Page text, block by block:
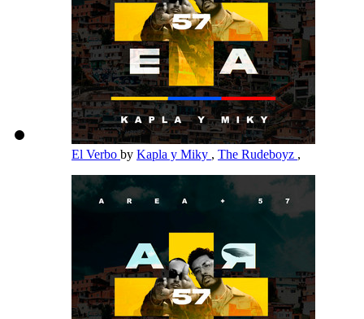
El Verbo by Kapla y Miky , The Rudeboyz ,